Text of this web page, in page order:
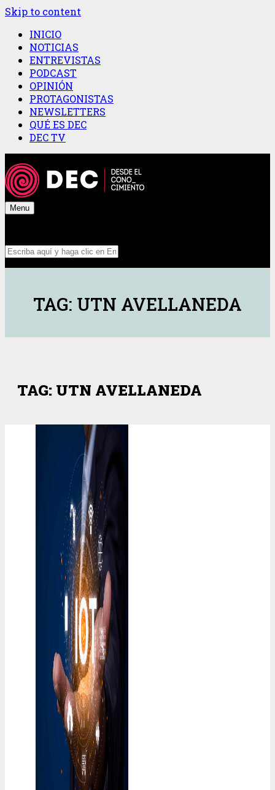
Skip to content
INICIO
NOTICIAS
ENTREVISTAS
PODCAST
OPINIÓN
PROTAGONISTAS
NEWSLETTERS
QUÉ ES DEC
DEC TV
Menu
TAG: UTN AVELLANEDA
TAG: UTN AVELLANEDA